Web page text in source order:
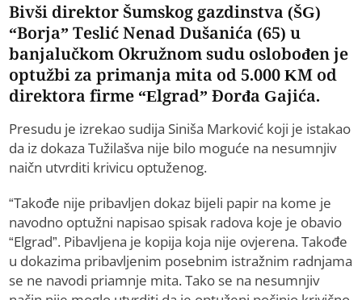
Bivši direktor Šumskog gazdinstva (ŠG)
“Borja” Teslić Nenad Dušanića (65) u
banjalučkom Okružnom sudu oslobođen je
optužbi za primanja mita od 5.000 KM od
direktora firme “Elgrad” Đorđa Gajića.
Presudu je izrekao sudija Siniša Marković koji je istakao
da iz dokaza Tužilašva nije bilo moguće na nesumnjiv
naičn utvrditi krivicu optuženog.
“Takođe nije pribavljen dokaz bijeli papir na kome je
navodno optužni napisao spisak radova koje je obavio
“Elgrad”. Pibavljena je kopija koja nije ovjerena. Takođe
u dokazima pribavljenim posebnim istražnim radnjama
se ne navodi priamnje mita. Tako se na nesumnjiv